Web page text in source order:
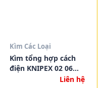
Kìm Các Loại
Kìm tổng hợp cách
điện KNIPEX 02 06
Liên hệ